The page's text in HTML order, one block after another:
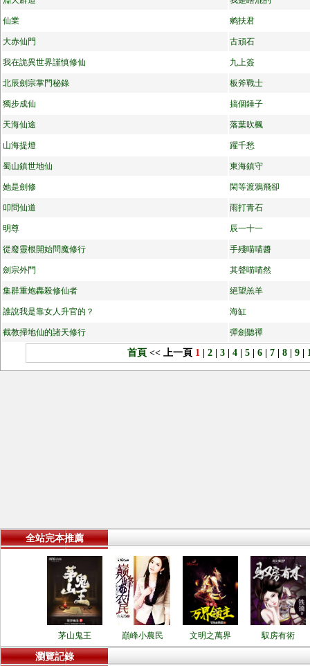
仙業 鹓扶君
大赤仙門 古頑石
我在詭異世界謹慎修仙 九上簽
北辰劍宗掌門秘錄 板斧戰士
獨步成仙 搞個錘子
天海仙途 落葉吹楓
山海提燈 躍千愁
蜀山鎮世地仙 東海鎮守
她是劍修 閑等渡鴉飛卻
叩問仙道 雨打青石
明尊 辰一十一
從廢靈根開始問魔修行 手殘喵喵醬
劍宗外門 其聲喵喵然
集群重炮轟殺修仙者 絕望羔羊
誰說我是靠女人升官的？ 海缸
截教掃地仙的諸天修行 彈劍聽禪
首頁 << 上一頁 1 2 3 4 5 6 7 8 9
全站完本推薦
茅山鬼王 巔峰小農民 文明之萬界 馭房有術
瀏覽記錄